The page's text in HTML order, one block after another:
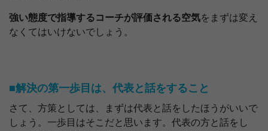
強い態度で指導するコーチが評価される空気をまずは変え
なくてはいけないでしょう。
■解決の第一歩目は、代表と話をすること
さて、方策としては、まずは代表と話をしたほうがいいで
しょう。一歩目はそこだと思います。代表の方と話をし